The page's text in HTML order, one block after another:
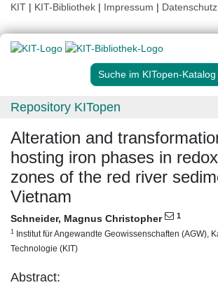
KIT | KIT-Bibliothek | Impressum | Datenschutz
Suche im KITopen-Katalog
Repository KITopen
Alteration and
hosting iron phases in
zones of the red river
Vietnam
Schneider, Magnus Christopher 1
1 Institut für Angewandte Geowissenschaften (AGW),
Technologie (KIT)
Abstract: